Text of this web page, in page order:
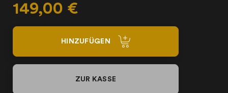
149,00 €
HINZUFÜGEN
ZUR KASSE